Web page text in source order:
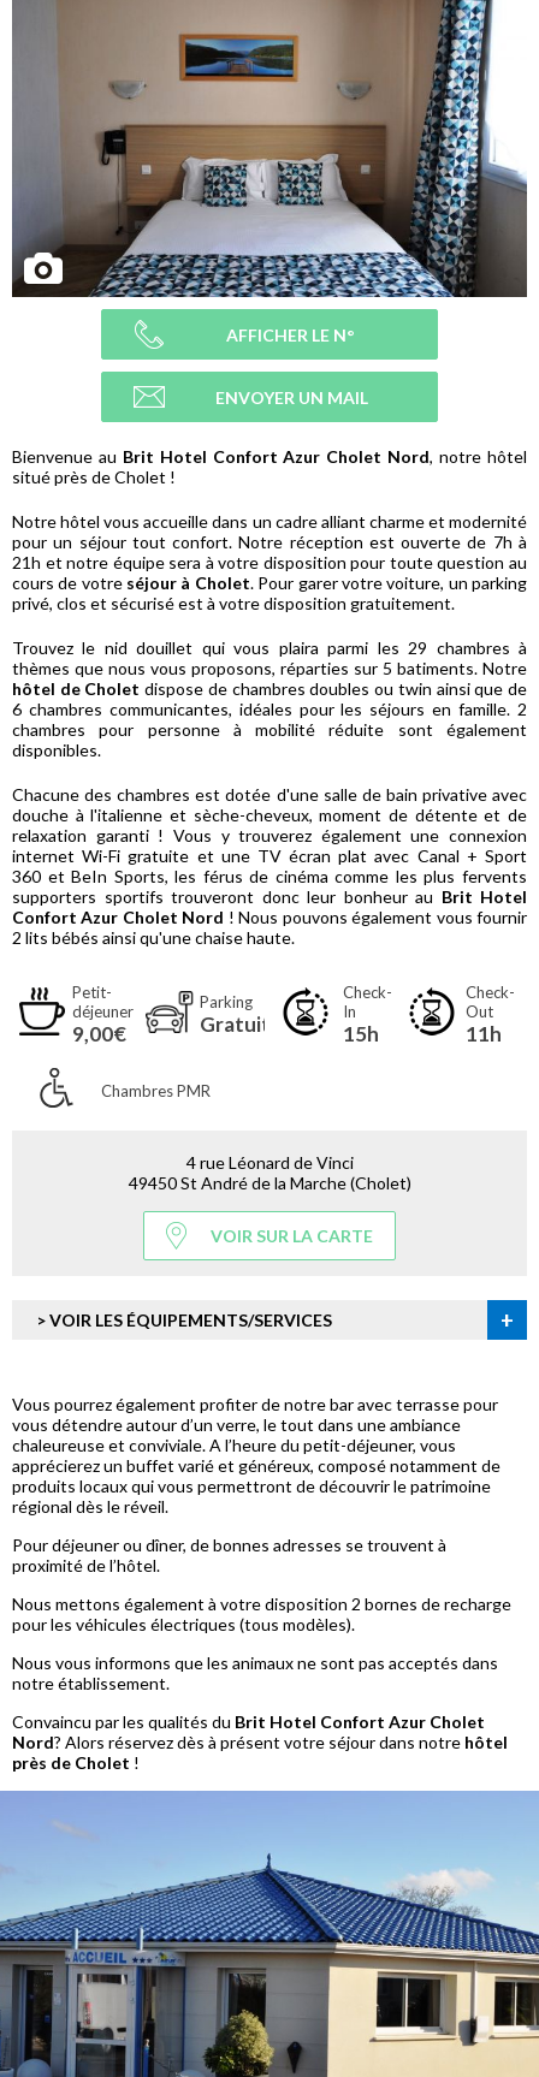
AFFICHER LE N°
ENVOYER UN MAIL
Bienvenue au Brit Hotel Confort Azur Cholet Nord​, notre hôtel
situé près de Cholet !
Notre hôtel vous accueille dans un cadre alliant charme et modernité
pour un séjour tout confort. Notre réception est ouverte de 7h à
21h et notre équipe sera à votre disposition pour toute question au
cours de votre séjour à Cholet. Pour garer votre voiture, un parking
privé, clos et sécurisé est à votre disposition gratuitement.
Trouvez le nid douillet qui vous plaira parmi les 29 chambres à
thèmes que nous vous proposons, réparties sur 5 batiments. Notre
hôtel de Cholet dispose de chambres doubles ou twin ainsi que de
6 chambres communicantes, idéales pour les séjours en famille. 2
chambres pour personne à mobilité réduite sont également
disponibles.
Chacune des chambres est dotée d'une salle de bain privative avec
douche à l'italienne et sèche-cheveux, moment de détente et de
relaxation garanti ! Vous y trouverez également une connexion
internet Wi-Fi gratuite et une TV écran plat avec Canal + Sport
360 et BeIn Sports, les férus de cinéma comme les plus fervents
supporters sportifs trouveront donc leur bonheur au Brit Hotel
Confort Azur Cholet Nord ! Nous pouvons également vous fournir
2 lits bébés ainsi qu'une chaise haute.
Petit-
déjeuner
9,00€
Parking
Gratuit
Check-
In
15h
Check-
Out
11h
Chambres PMR
4 rue Léonard de Vinci
49450 St André de la Marche (Cholet)
VOIR SUR LA CARTE
> VOIR LES ÉQUIPEMENTS/SERVICES +
Vous pourrez également profiter de notre bar avec terrasse pour
vous détendre autour d’un verre, le tout dans une ambiance
chaleureuse et conviviale. A l’heure du petit-déjeuner, vous
apprécierez un buffet varié et généreux, composé notamment de
produits locaux qui vous permettront de découvrir le patrimoine
régional dès le réveil.
Pour déjeuner ou dîner, de bonnes adresses se trouvent à
proximité de l’hôtel.
Nous mettons également à votre disposition 2 bornes de recharge
pour les véhicules électriques (tous modèles).
Nous vous informons que les animaux ne sont pas acceptés dans
notre établissement.
Convaincu par les qualités du Brit Hotel Confort Azur Cholet
Nord? Alors réservez dès à présent votre séjour dans notre hôtel
près de Cholet !